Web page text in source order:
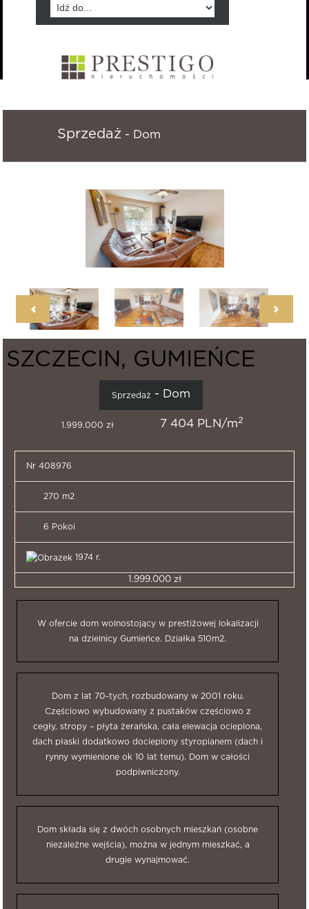
Sprzedaż - Dom
SZCZECIN, GUMIEŃCE
Sprzedaż - Dom
1.999.000 zł 7 404 PLN/m2
Nr 408976
270 m2
6 Pokoi
1974 r.
1.999.000 zł
W ofercie dom wolnostojący w prestiżowej lokalizacji
na dzielnicy Gumieńce. Działka 510m2.
Dom z lat 70-tych, rozbudowany w 2001 roku.
Częściowo wybudowany z pustaków częściowo z
cegły, stropy – płyta żerańska, cała elewacja ocieplona,
dach płaski dodatkowo docieplony styropianem (dach i
rynny wymienione ok 10 lat temu). Dom w całości
podpiwniczony.
Dom składa się z dwóch osobnych mieszkań (osobne
niezależne wejścia), można w jednym mieszkać, a
drugie wynajmować.